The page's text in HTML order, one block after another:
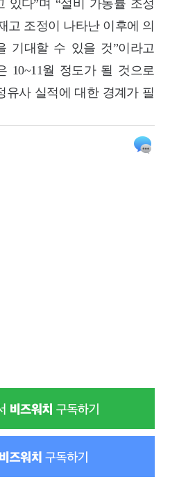
있다”며 “설비 가동률 조정
고 조정이 나타난 이후에 의
기대할 수 있을 것”이라고
10~11월 정도가 될 것으로
유사 실적에 대한 경계가 필